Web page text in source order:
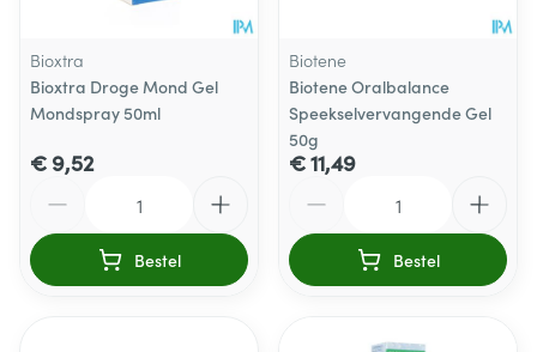
Bioxtra
Bioxtra Droge Mond Gel
Mondspray 50ml
€ 9,52
Bestel
Biotene
Biotene Oralbalance
Speekselvervangende Gel
50g
€ 11,49
Bestel